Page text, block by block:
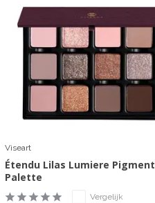
Viseart
Étendu Lilas Lumiere Pigment
Palette
Vergelijk